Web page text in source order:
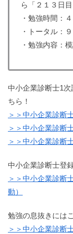
ら「２１３日目
・勉強時間：
・トータル：
・勉強内容：
中小企業診断士1
ちら！
＞＞中小企業診断
＞＞中小企業診断
＞＞中小企業診断
中小企業診断士登
＞＞中小企業診断
動）
勉強の息抜きには
＞＞中小企業診断